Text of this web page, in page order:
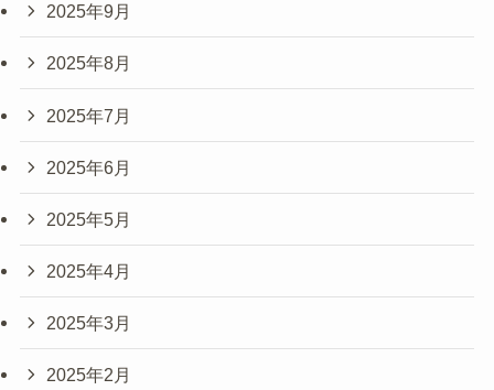
2025年9月
2025年8月
2025年7月
2025年6月
2025年5月
2025年4月
2025年3月
2025年2月